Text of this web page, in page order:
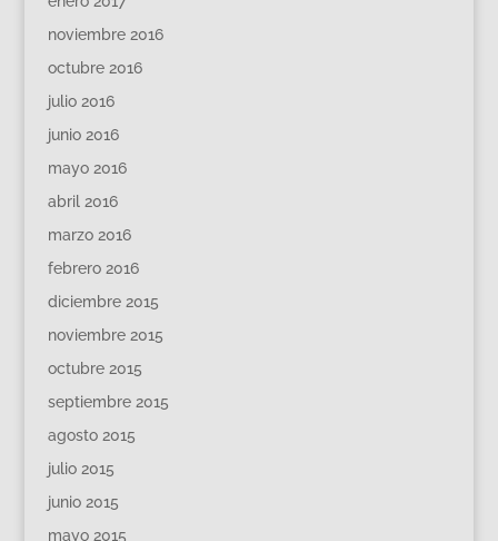
noviembre 2016
octubre 2016
julio 2016
junio 2016
mayo 2016
abril 2016
marzo 2016
febrero 2016
diciembre 2015
noviembre 2015
octubre 2015
septiembre 2015
agosto 2015
julio 2015
junio 2015
mayo 2015